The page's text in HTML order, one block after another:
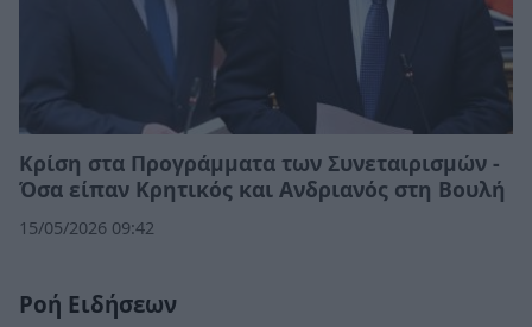
Κρίση στα Προγράμματα των Συνεταιρισμών -
Όσα είπαν Κρητικός και Ανδριανός στη Βουλή
15/05/2026 09:42
Ροή Ειδήσεων